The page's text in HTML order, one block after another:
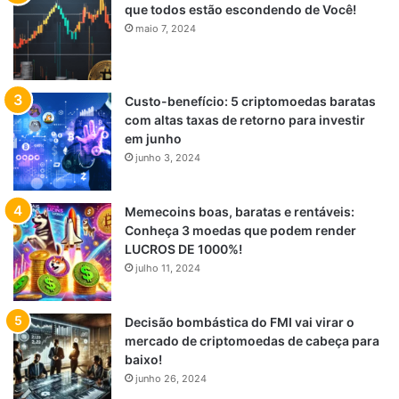
que todos estão escondendo de Você!
maio 7, 2024
Custo-benefício: 5 criptomoedas baratas
com altas taxas de retorno para investir
em junho
junho 3, 2024
Memecoins boas, baratas e rentáveis:
Conheça 3 moedas que podem render
LUCROS DE 1000%!
julho 11, 2024
Decisão bombástica do FMI vai virar o
mercado de criptomoedas de cabeça para
baixo!
junho 26, 2024